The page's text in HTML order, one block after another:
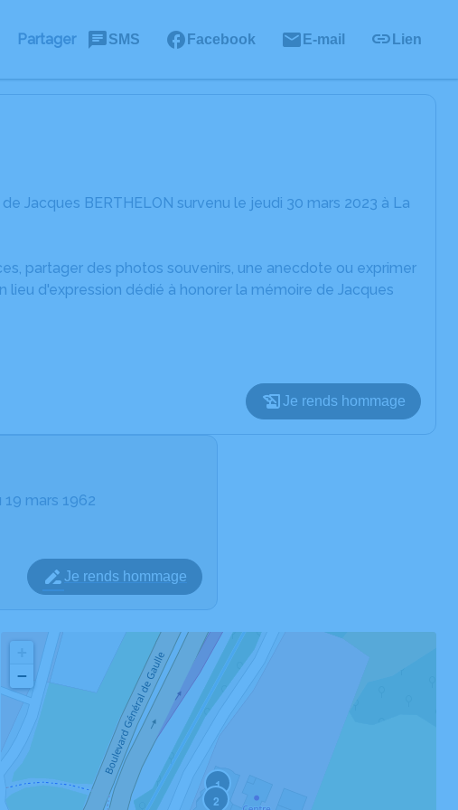
Partager SMS Facebook E-mail Lien
Jacques BERTHELON survenu le jeudi 30 mars 2023 à La
partager des photos souvenirs, une anecdote ou exprimer
d'expression dédié à honorer la mémoire de Jacques
Je rends hommage
19 mars 1962
Je rends hommage
1
2
−